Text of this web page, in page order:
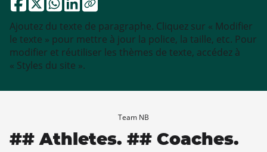
Ajoutez du texte de paragraphe. Cliquez sur « Modifier
le texte » pour mettre à jour la police, la taille, etc. Pour
modifier et réutiliser les thèmes de texte, accédez à
« Styles du site ».
Team NB
## Athletes. ## Coaches.